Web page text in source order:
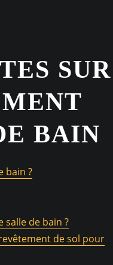
SUR
BAIN
bain ?
de bain ?
de sol pour